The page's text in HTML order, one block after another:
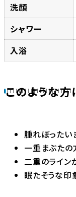
洗顔
シャワー
入浴
このような方
腫れぼったい
一重まぶたの
二重のライン
眠たそうな印